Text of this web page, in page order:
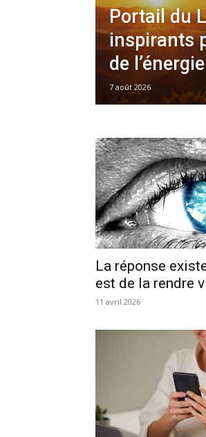
Portail du
inspirants
de
7 août 2026
La réponse
est de la rendre
11 avril 2026